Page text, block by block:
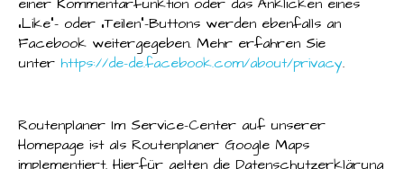
„Like“- oder „Teilen“-Buttons werden ebenfalls an
Facebook weitergegeben. Mehr erfahren Sie
unter https://de-de.facebook.com/about/privacy.
Routenplaner Im Service-Center auf unserer
Homepage ist als Routenplaner Google Maps
implementiert. Hierfür gelten die Datenschutzerklärung